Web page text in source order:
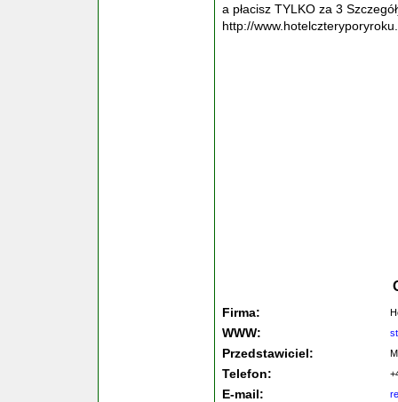
a płacisz TYLKO za 3
http://
Firma:
WWW:
Przedstawiciel:
Telefon:
E-mail: